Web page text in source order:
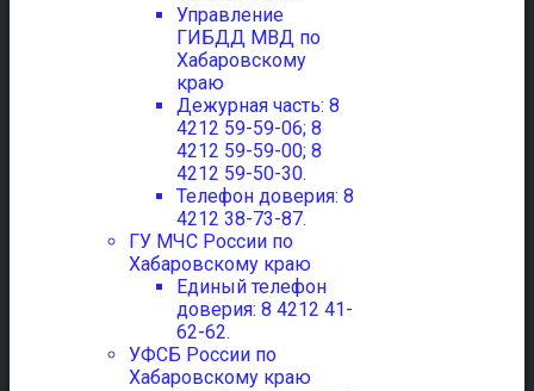
Управление
ГИБДД МВД по
Хабаровскому
краю
Дежурная часть: 8
4212 59-59-06; 8
4212 59-59-00; 8
4212 59-50-30.
Телефон доверия: 8
4212 38-73-87.
ГУ МЧС России по
Хабаровскому краю
Единый телефон
доверия: 8 4212 41-
62-62.
УФСБ России по
Хабаровскому краю